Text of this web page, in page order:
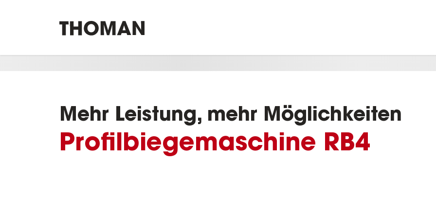
Mehr Leistung, mehr Möglichkeiten
Profilbiegemaschine RB4